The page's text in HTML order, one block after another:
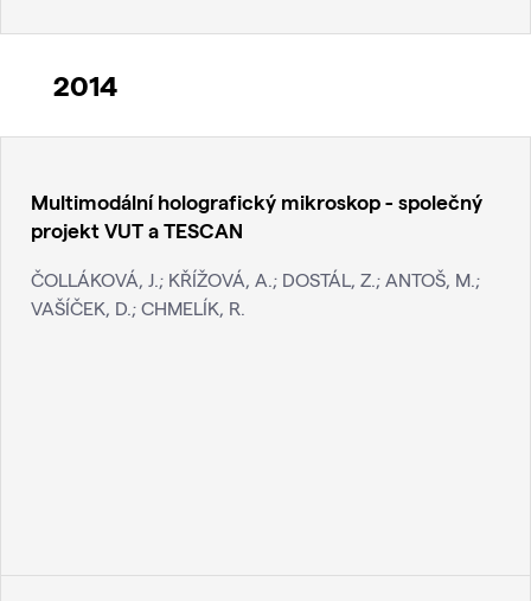
2014
Multimodální holografický mikroskop - společný
projekt VUT a TESCAN
ČOLLÁKOVÁ, J.; KŘÍŽOVÁ, A.; DOSTÁL, Z.; ANTOŠ, M.;
VAŠÍČEK, D.; CHMELÍK, R.